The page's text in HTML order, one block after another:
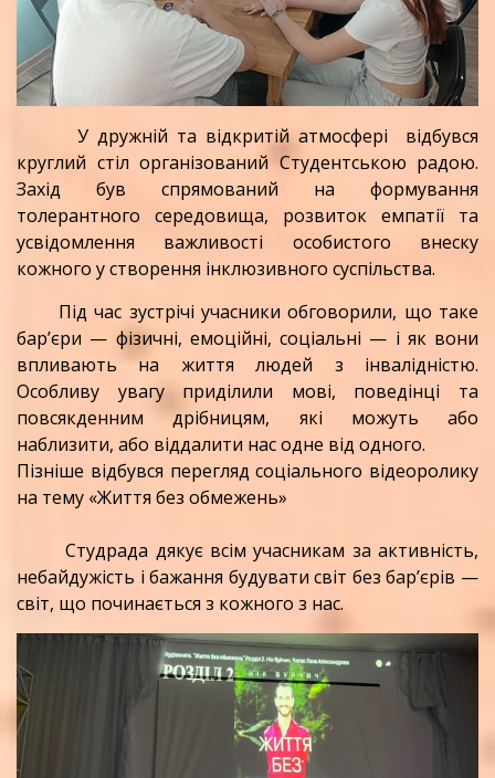
У дружній та відкритій атмосфері відбувся
круглий стіл організований Студентською радою.
Захід був спрямований на формування
толерантного середовища, розвиток емпатії та
усвідомлення важливості особистого внеску
кожного у створення інклюзивного суспільства.
Під час зустрічі учасники обговорили, що таке
бар’єри — фізичні, емоційні, соціальні — і як вони
впливають на життя людей з інвалідністю.
Особливу увагу приділили мові, поведінці та
повсякденним дрібницям, які можуть або
наблизити, або віддалити нас одне від одного.
Пізніше відбувся перегляд соціального відеоролику
на тему «Життя без обмежень»
Студрада дякує всім учасникам за активність,
небайдужість і бажання будувати світ без бар’єрів —
світ, що починається з кожного з нас.